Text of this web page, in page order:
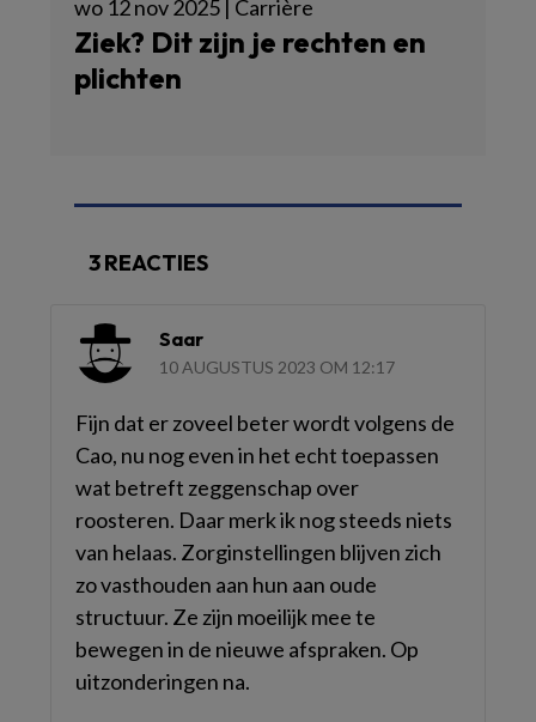
wo 12 nov 2025 | Carrière
Ziek? Dit zijn je rechten en
plichten
3 REACTIES
Saar
10 AUGUSTUS 2023 OM 12:17
Fijn dat er zoveel beter wordt volgens de
Cao, nu nog even in het echt toepassen
wat betreft zeggenschap over
roosteren. Daar merk ik nog steeds niets
van helaas. Zorginstellingen blijven zich
zo vasthouden aan hun aan oude
structuur. Ze zijn moeilijk mee te
bewegen in de nieuwe afspraken. Op
uitzonderingen na.